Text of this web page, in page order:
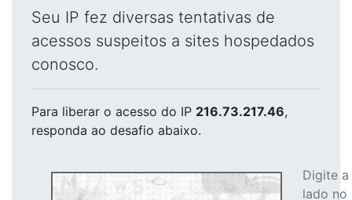
Seu IP fez diversas tentativas de
acessos suspeitos a sites hospedados
conosco.
Para liberar o acesso do IP 216.73.217.46,
responda ao desafio abaixo.
Digite
lado no